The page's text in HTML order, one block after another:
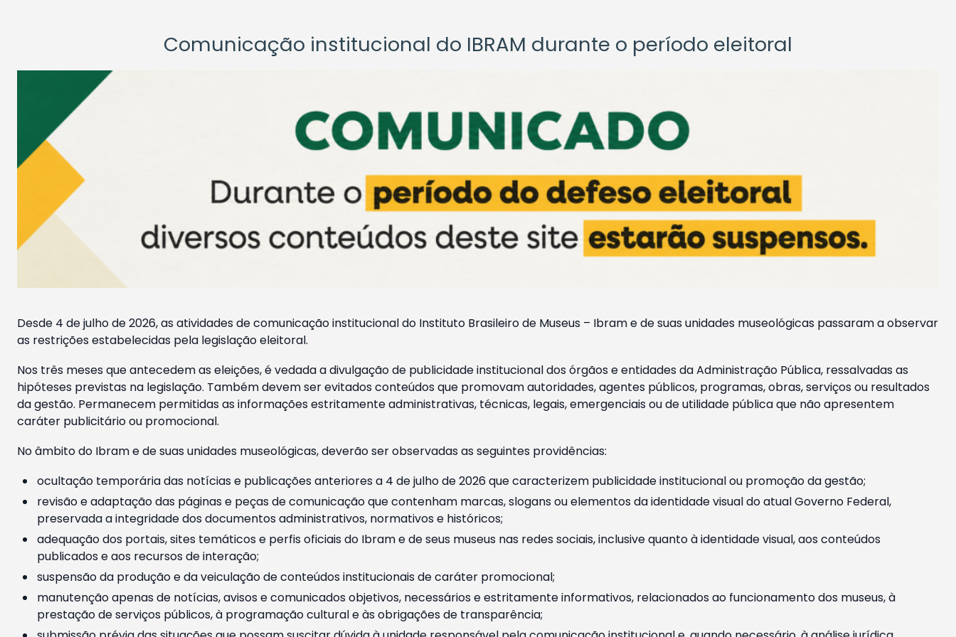
Comunicação institucional do IBRAM durante o período eleitoral
Desde 4 de julho de 2026, as atividades de comunicação institucional do Instituto Brasileiro de Museus – Ibram e de suas unidades museológicas passaram a observar
as restrições estabelecidas pela legislação eleitoral.
Nos três meses que antecedem as eleições, é vedada a divulgação de publicidade institucional dos órgãos e entidades da Administração Pública, ressalvadas as
hipóteses previstas na legislação. Também devem ser evitados conteúdos que promovam autoridades, agentes públicos, programas, obras, serviços ou resultados
da gestão. Permanecem permitidas as informações estritamente administrativas, técnicas, legais, emergenciais ou de utilidade pública que não apresentem
caráter publicitário ou promocional.
No âmbito do Ibram e de suas unidades museológicas, deverão ser observadas as seguintes providências:
ocultação temporária das notícias e publicações anteriores a 4 de julho de 2026 que caracterizem publicidade institucional ou promoção da gestão;
revisão e adaptação das páginas e peças de comunicação que contenham marcas, slogans ou elementos da identidade visual do atual Governo Federal,
preservada a integridade dos documentos administrativos, normativos e históricos;
adequação dos portais, sites temáticos e perfis oficiais do Ibram e de seus museus nas redes sociais, inclusive quanto à identidade visual, aos conteúdos
publicados e aos recursos de interação;
suspensão da produção e da veiculação de conteúdos institucionais de caráter promocional;
manutenção apenas de notícias, avisos e comunicados objetivos, necessários e estritamente informativos, relacionados ao funcionamento dos museus, à
prestação de serviços públicos, à programação cultural e às obrigações de transparência;